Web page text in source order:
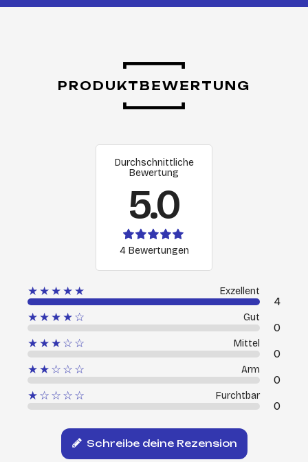
PRODUKTBEWERTUNG
Durchschnittliche
Bewertung
5.0
4 Bewertungen
★★★★★ Exzellent
4
★★★★☆
Gut
0
★★★☆☆
Mittel
0
★★☆☆☆
Arm
0
★☆☆☆☆
Furchtbar
0
Schreibe deine Rezension